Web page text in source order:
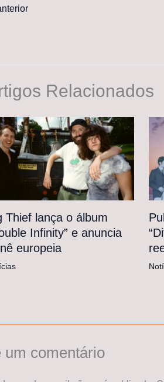
Relacionados
Thief lança o álbum
Infinity” e anuncia
europeia
um comentário